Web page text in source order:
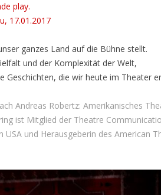
play.
17.01.2017
ganzes Land auf die Bühne stellt.
und der Komplexität der Welt,
Geschichten, die wir heute im Theater
Andreas Robertz: Amerikanisches
ist Mitglied der Theatre
und Herausgeberin des American